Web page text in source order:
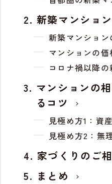
新築マンショ
新築マンショ
マンションの
コロナ禍以降
マンションの
るコツ
見極め方1：資
見極め方2：無
家づくりのご
まとめ